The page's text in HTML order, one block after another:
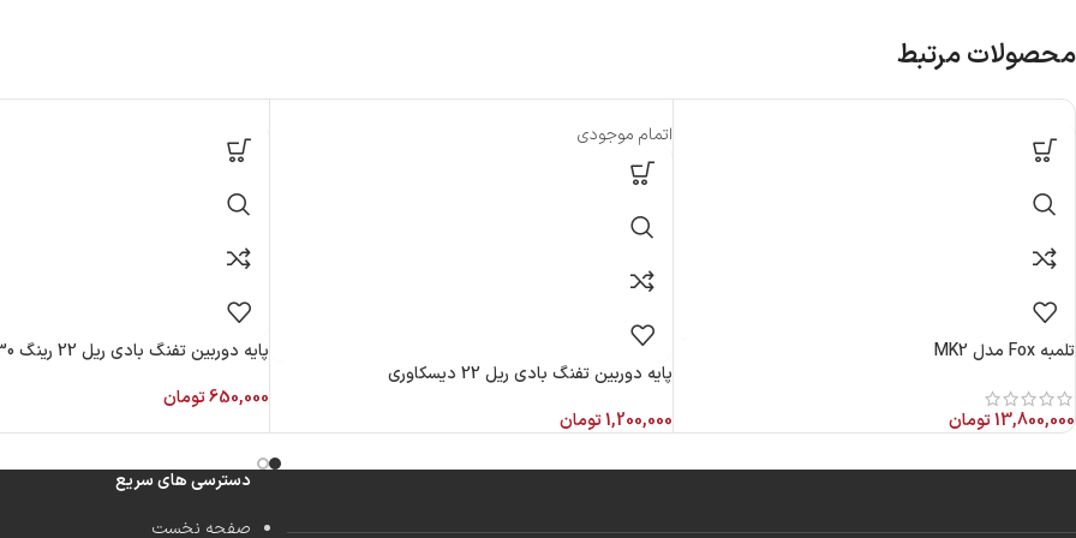
محصولات مرتبط
تلمبه Fox مدل MK2
13,800,000تومان
اتمام موجودی
پایه دوربین تفنگ بادی ریل 22 دیسکاوری
1,200,000تومان
پایه دوربین تفنگ بادی ریل 22 رینگ 30
650,000تومان
دسترسی های سریع
صفحه نخست